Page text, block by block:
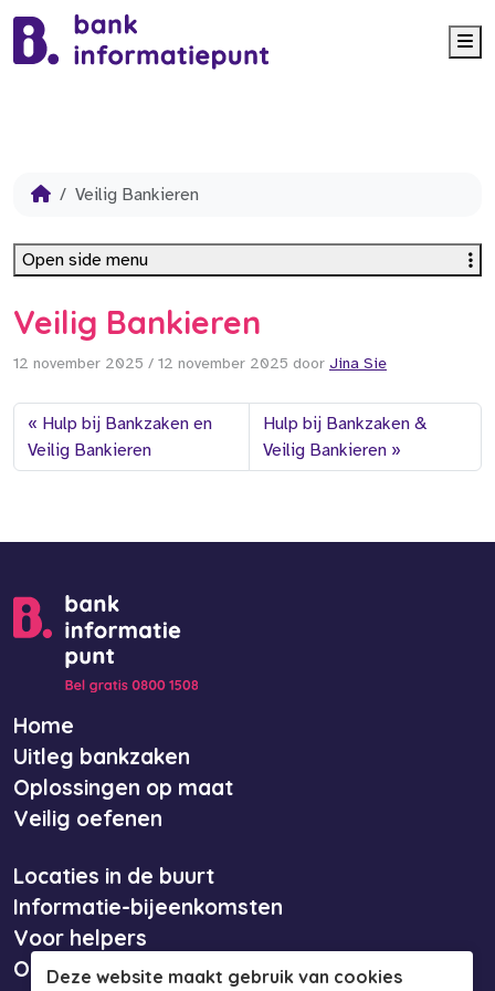
Veilig Bankieren
Veilig Bankieren
12 november 2025 / 12 november 2025 door Jina Sie
Hulp bij Bankzaken en
Veilig Bankieren
Hulp bij Bankzaken &
Veilig Bankieren
Open side menu
Home
Uitleg bankzaken
Oplossingen op maat
Veilig oefenen
Locaties in de buurt
Informatie-bijeenkomsten
Voor helpers
Over ons
Deze website maakt gebruik van cookies